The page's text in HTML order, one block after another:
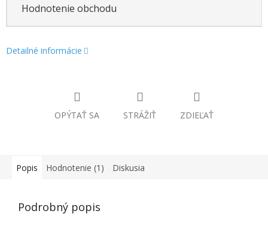
Hodnotenie obchodu
Detailné informácie
OPÝTAŤ SA STRÁŽIŤ ZDIEĽAŤ
Popis Hodnotenie (1) Diskusia
Podrobný popis